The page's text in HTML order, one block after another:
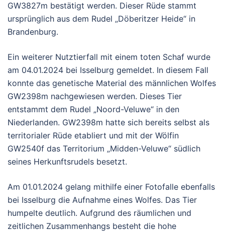
GW3827m bestätigt werden. Dieser Rüde stammt
ursprünglich aus dem Rudel „Döberitzer Heide“ in
Brandenburg.
Ein weiterer Nutztierfall mit einem toten Schaf wurde
am 04.01.2024 bei Isselburg gemeldet. In diesem Fall
konnte das genetische Material des männlichen Wolfes
GW2398m nachgewiesen werden. Dieses Tier
entstammt dem Rudel „Noord-Veluwe“ in den
Niederlanden. GW2398m hatte sich bereits selbst als
territorialer Rüde etabliert und mit der Wölfin
GW2540f das Territorium „Midden-Veluwe“ südlich
seines Herkunftsrudels besetzt.
Am 01.01.2024 gelang mithilfe einer Fotofalle ebenfalls
bei Isselburg die Aufnahme eines Wolfes. Das Tier
humpelte deutlich. Aufgrund des räumlichen und
zeitlichen Zusammenhangs besteht die hohe